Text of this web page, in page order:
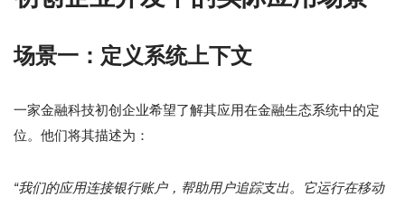
场景一：定义系统上下文
一家金融科技初创企业希望了解其应用在金融生态系统中的定
位。他们将其描述为：
“我们的应用连接银行账户，帮助用户追踪支出。它运行在移动